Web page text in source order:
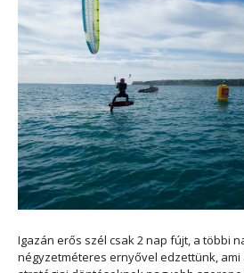
Igazán erős szél csak 2 nap fújt, a többi
négyzetméteres ernyővel edzettünk, ami